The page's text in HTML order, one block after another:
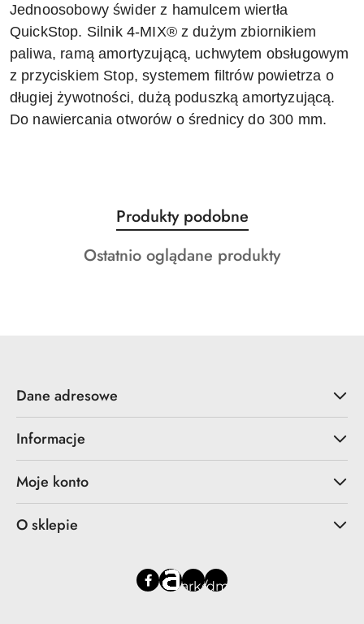
Jednoosobowy świder z hamulcem wiertła
QuickStop. Silnik 4-MIX® z dużym zbiornikiem
paliwa, ramą amortyzującą, uchwytem obsługowym
z przyciskiem Stop, systemem filtrów powietrza o
długiej żywotności, dużą poduszką amortyzującą.
Do nawiercania otworów o średnicy do 300 mm.
Pomiń karuzelę produktów
Produkty
o
statusie:
Produkty podobne
Produkty
Ostatnio oglądane produkty
Dane adresowe
Informacje
Moje konto
O sklepie